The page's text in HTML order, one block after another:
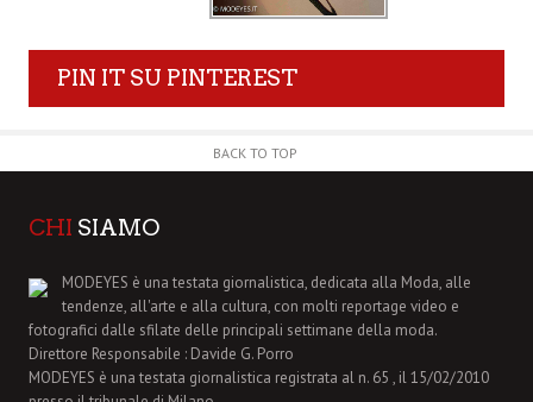
PIN IT SU PINTEREST
BACK TO TOP
CHI SIAMO
MODEYES è una testata giornalistica, dedicata alla Moda, alle
tendenze, all'arte e alla cultura, con molti reportage video e
fotografici dalle sfilate delle principali settimane della moda.
Direttore Responsabile : Davide G. Porro
MODEYES è una testata giornalistica registrata al n. 65 , il 15/02/2010